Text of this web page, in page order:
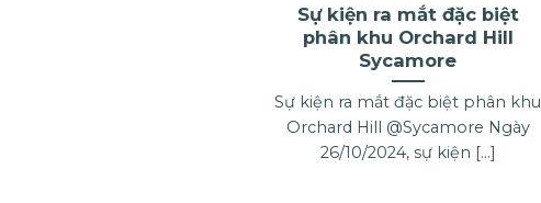
Sự kiện ra mắt đặc biệt
phân khu Orchard Hill
Sycamore
Sự kiện ra mắt đặc biệt phân khu
Orchard Hill @Sycamore Ngày
26/10/2024, sự kiện [...]